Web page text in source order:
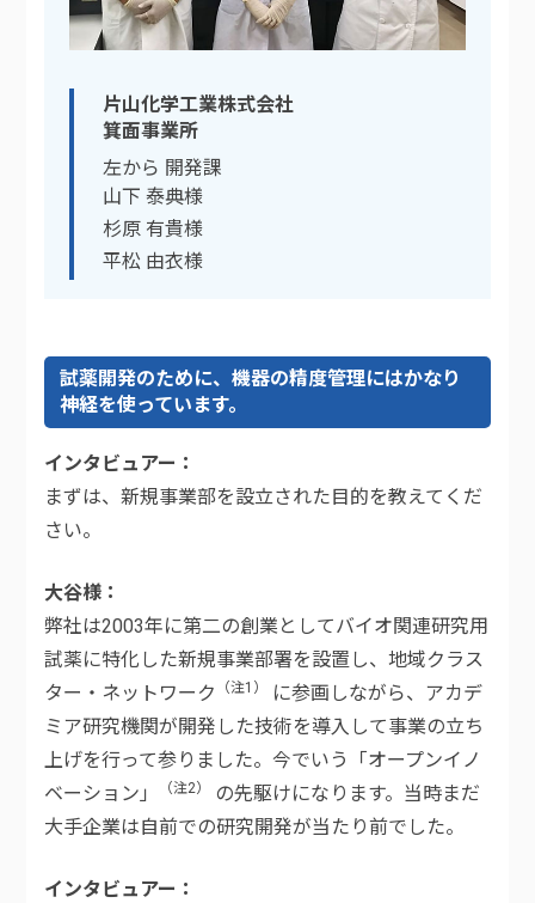
片山化学工業株式会社
箕面事業所
左から 開発課
山下 泰典様
杉原 有貴様
平松 由衣様
試薬開発のために、機器の精度管理にはかなり
神経を使っています。
インタビュアー
まずは、新規事業部を設立された目的を教えてくだ
さい。
大谷様
弊社は2003年に第二の創業としてバイオ関連研究用
試薬に特化した新規事業部署を設置し、地域クラス
ター・ネットワーク
（注1）
に参画しながら、アカデ
ミア研究機関が開発した技術を導入して事業の立ち
上げを行って参りました。今でいう「オープンイノ
ベーション」
（注2）
の先駆けになります。当時まだ
大手企業は自前での研究開発が当たり前でした。
インタビュアー